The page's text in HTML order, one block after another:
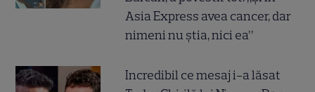
Asia Express avea cancer, dar
nimeni nu știa, nici ea”
Incredibil ce mesaj i-a lăsat